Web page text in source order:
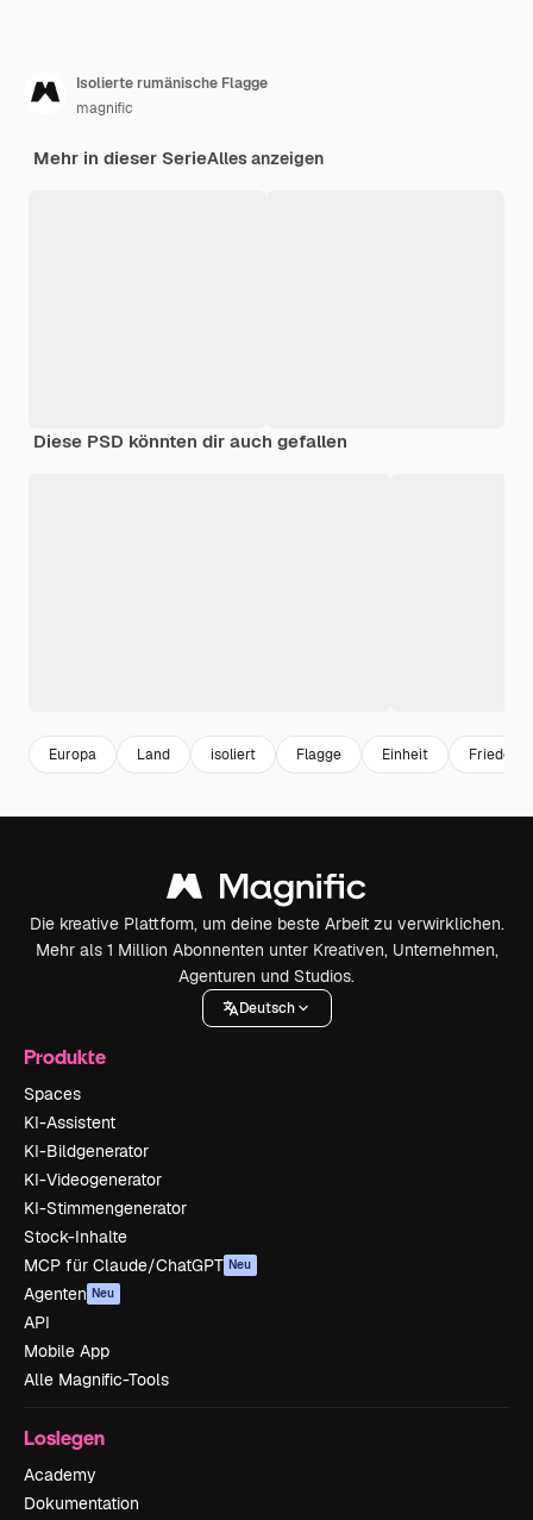
Isolierte rumänische Flagge
magnific
Mehr in dieser SerieAlles anzeigen
Diese PSD könnten dir auch gefallen
Europa Land isoliert Flagge Einheit Frieden
Die kreative Plattform, um deine beste Arbeit zu verwirklichen.
Mehr als 1 Million Abonnenten unter Kreativen, Unternehmen,
Agenturen und Studios.
Deutsch
Produkte
Spaces
KI-Assistent
KI-Bildgenerator
KI-Videogenerator
KI-Stimmengenerator
Stock-Inhalte
MCP für Claude/ChatGPT Neu
Agenten Neu
API
Mobile App
Alle Magnific-Tools
Loslegen
Academy
Dokumentation